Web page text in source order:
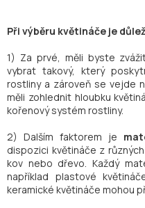
Při výběru květináče je
1) Za prvé, měli byste
vybrat takový, který
rostliny a zároveň se vejde
měli zohlednit hloubku
kořenový systém rostliny.
2) Dalším faktorem je
dispozici květináče z
kov nebo dřevo. Každý
například plastové
keramické květináče mohou